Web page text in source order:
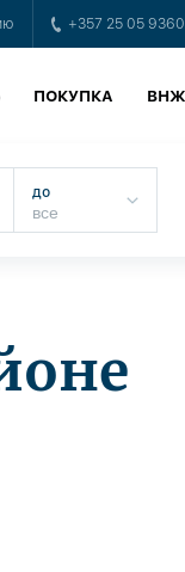
+357 25 05 9360
ПОКУПКА ВНЖ
до